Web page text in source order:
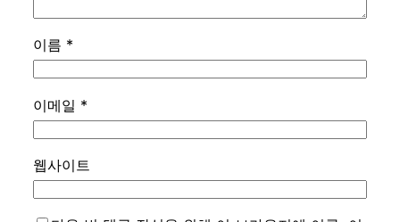
이름 *
이메일 *
웹사이트